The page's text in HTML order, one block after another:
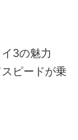
3の魅力
ピードが乗